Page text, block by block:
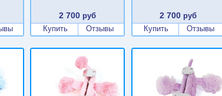
2 700 руб
Купить
Отзывы
2 700 руб
Купить
Отзывы